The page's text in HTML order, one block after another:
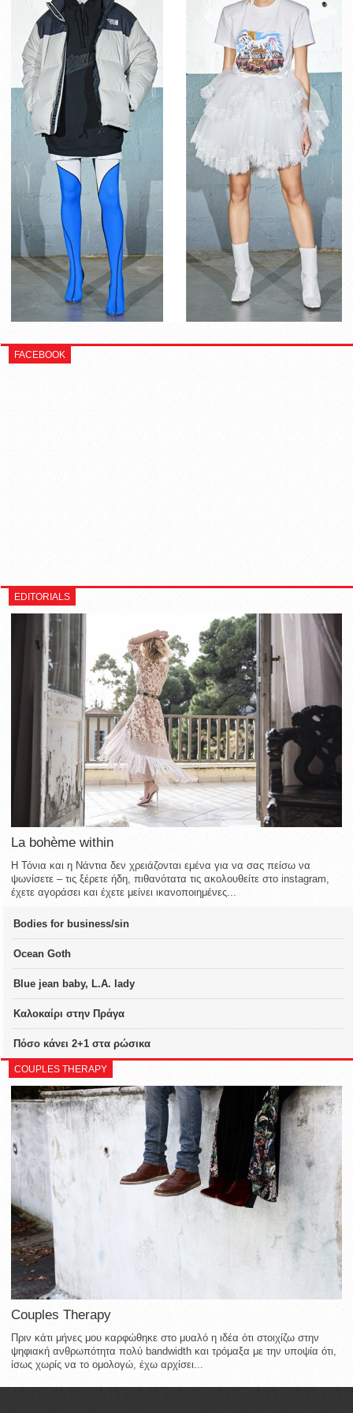
FACEBOOK
EDITORIALS
La bohème within
Η Τόνια και η Νάντια δεν χρειάζονται εμένα για να σας πείσω να
ψωνίσετε – τις ξέρετε ήδη, πιθανότατα τις ακολουθείτε στο instagram,
έχετε αγοράσει και έχετε μείνει ικανοποιημένες...
Bodies for business/sin
Ocean Goth
Blue jean baby, L.A. lady
Καλοκαίρι στην Πράγα
Πόσο κάνει 2+1 στα ρώσικα
COUPLES THERAPY
Couples Therapy
Πριν κάτι μήνες μου καρφώθηκε στο μυαλό η ιδέα ότι στοιχίζω στην
ψηφιακή ανθρωπότητα πολύ bandwidth και τρόμαξα με την υποψία ότι,
ίσως χωρίς να το ομολογώ, έχω αρχίσει...